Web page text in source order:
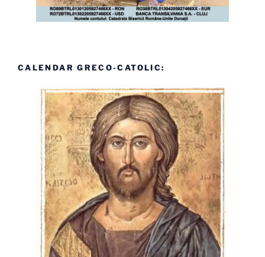
CALENDAR GRECO-CATOLIC: